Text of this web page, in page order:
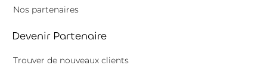
Nos partenaires
Devenir Partenaire
Trouver de nouveaux clients